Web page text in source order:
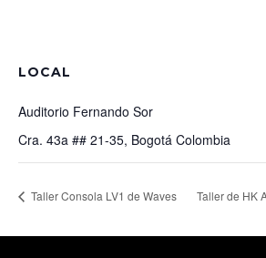
LOCAL
Auditorio Fernando Sor
Cra. 43a ## 21-35, Bogotá Colombia
Taller Consola LV1 de Waves Taller de HK